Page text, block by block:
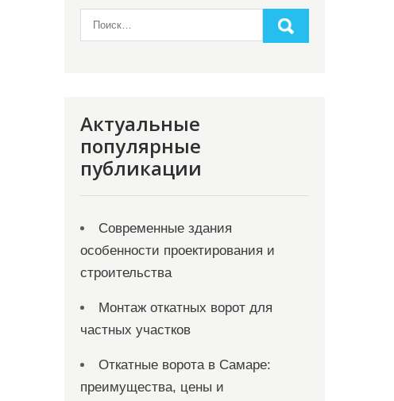
Актуальные
популярные
публикации
Современные здания
особенности проектирования и
строительства
Монтаж откатных ворот для
частных участков
Откатные ворота в Самаре:
преимущества, цены и